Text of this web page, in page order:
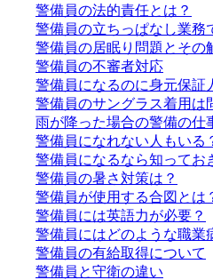
警備員の法的責任とは？
警備員の立ちっぱなし業務
警備員の居眠り問題とその
警備員の不審者対応
警備員になるのに身元保証
警備員のサングラス着用は
雨が降った場合の警備の仕
警備員になれない人もいる
警備員になるなら知ってお
警備員の暑さ対策は？
警備員が使用する合図とは
警備員には英語力が必要？
警備員にはどのような職業
警備員の有給取得について
警備員と守衛の違い